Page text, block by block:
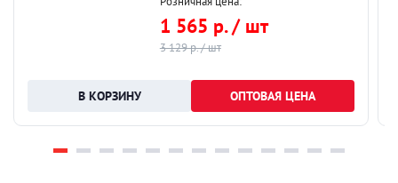
1 565 р. / шт
3 129 р. / шт
ОПТОВАЯ ЦЕНА